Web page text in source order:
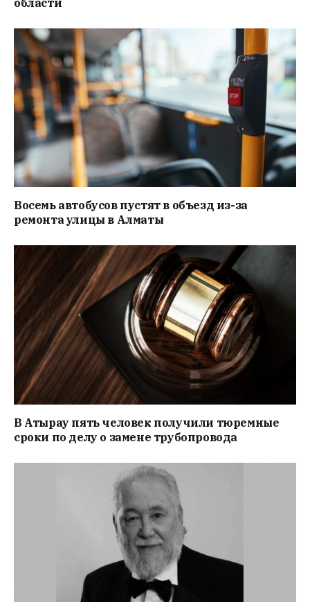
области
Восемь автобусов пустят в объезд из-за
ремонта улицы в Алматы
В Атырау пять человек получили тюремные
сроки по делу о замене трубопровода